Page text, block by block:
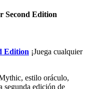
Second Edition
Edition ¡Juega cualquier
estilo oráculo,
segunda edición de